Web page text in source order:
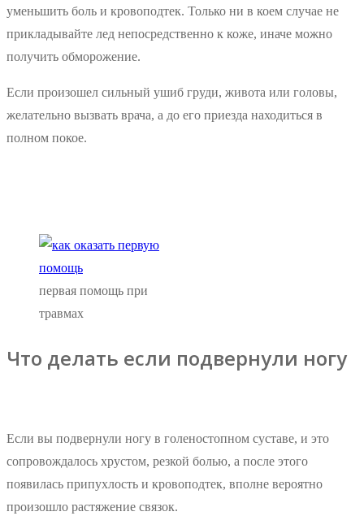
уменьшить боль и кровоподтек. Только ни в коем случае не
прикладывайте лед непосредственно к коже, иначе можно
получить обморожение.
Если произошел сильный ушиб груди, живота или головы,
желательно вызвать врача, а до его приезда находиться в
полном покое.
первая помощь при
травмах
Что делать если подвернули ногу
Если вы подвернули ногу в голеностопном суставе, и это
сопровождалось хрустом, резкой болью, а после этого
появилась припухлость и кровоподтек, вполне вероятно
произошло растяжение связок.